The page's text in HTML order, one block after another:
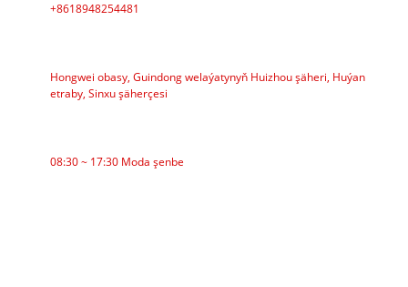
+8618948254481
Hongwei obasy, Guindong welaýatynyň Huizhou şäheri, Huýan
etraby, Sinxu şäherçesi
08:30 ~ 17:30 Moda şenbe